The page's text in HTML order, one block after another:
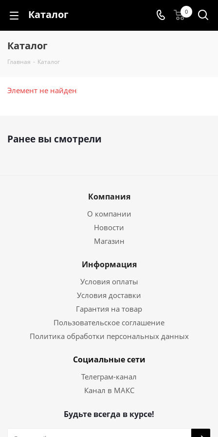
Каталог 0
Каталог
Главная - Каталог
Элемент не найден
Ранее вы смотрели
Компания
О компании
Новости
Магазин
Информация
Условия оплаты
Условия доставки
Гарантия на товар
Пользовательское соглашение
Политика обработки персональных данных
Социальные сети
Телеграм-канал
Канал в МАКС
Будьте всегда в курсе!